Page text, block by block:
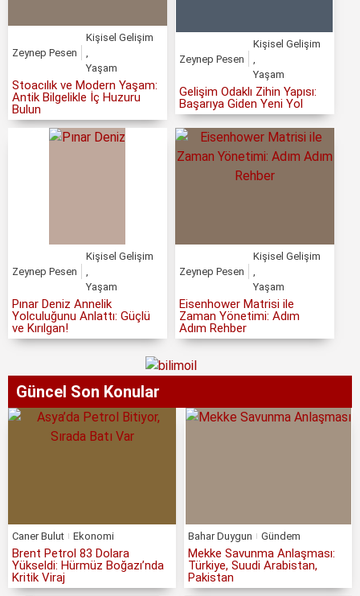
Zeynep Pesen
Kişisel Gelişim
,
Yaşam
Stoacılık ve Modern Yaşam:
Antik Bilgelikle İç Huzuru
Bulun
Zeynep Pesen
Kişisel Gelişim
Yaşam
Gelişim Odaklı Zihin Yapısı:
Başarıya Giden Yeni Yol
Zeynep Pesen
Kişisel Gelişim
,
Yaşam
Pınar Deniz Annelik
Yolculuğunu Anlattı: Güçlü
ve Kırılgan!
Zeynep Pesen
Kişisel Gelişim
,
Yaşam
Eisenhower Matrisi ile
Zaman Yönetimi: Adım
Adım Rehber
Güncel Son Konular
Caner Bulut Ekonomi
Brent Petrol 83 Dolara
Yükseldi: Hürmüz Boğazı’nda
Kritik Viraj
Bahar Duygun Gündem
Mekke Savunma Anlaşması:
Türkiye, Suudi Arabistan,
Pakistan